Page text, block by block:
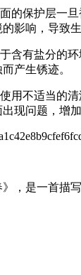
的保护层一
影响，导致生
含有盐分的
产生锈迹。
用不适当的
现问题，增加
，是一首描